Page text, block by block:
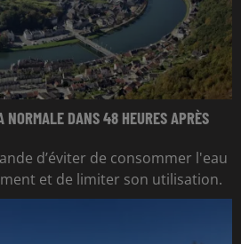
DANS 48 HEURES APRÈS
d’éviter de consommer l'eau
et de limiter son utilisation.